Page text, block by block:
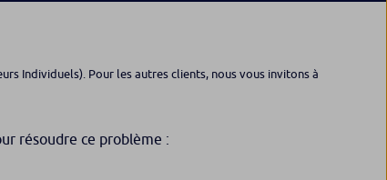
Individuels). Pour les autres clients, nous vous invitons à
résoudre ce problème :